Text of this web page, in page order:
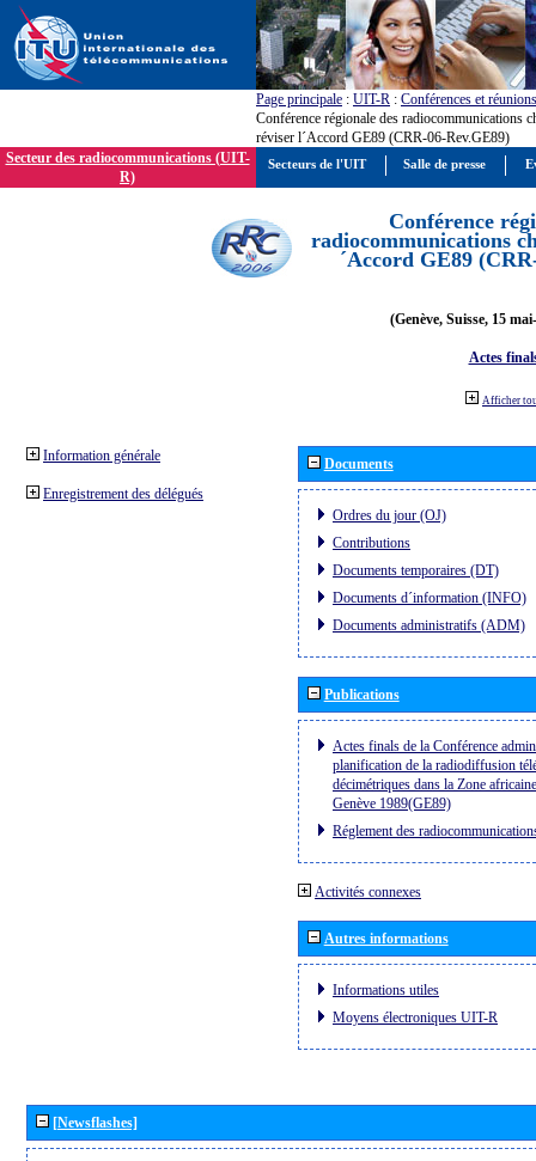
Page principale : UIT-R : Conférences et réunions
Conférence régionale des radiocommunications
réviser l´Accord GE89 (CRR-06-Rev.GE89)
Secteur des radiocommunications (UIT-
R)
Conférence
radiocommunications
´Accord GE89
(Genève, Suisse, 15
Actes
Afficher
Information générale
Enregistrement des délégués
Documents
Ordres du jour (OJ)
Contributions
Documents temporaires (DT)
Documents d´information (INFO)
Documents administratifs (ADM)
Publications
Actes finals de la Conférence
planification de la radiodiffusion
décimétriques dans la Zone
Genève 1989(GE89)
Réglement des
Activités connexes
Autres informations
Informations utiles
Moyens électroniques UIT-R
[Newsflashes]
Secteurs de l'UIT Salle de presse